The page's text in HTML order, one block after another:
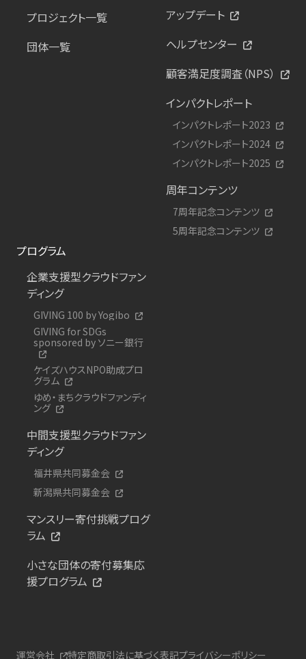
プロジェクト一覧
団体一覧
アップデート
ヘルプセンター
顧客満足度調査（NPS）
インパクトレポート
インパクトレポート2023
インパクトレポート2024
インパクトレポート2025
周年コンテンツ
7周年記念コンテンツ
5周年記念コンテンツ
プログラム
企業支援型クラウドファン
ディング
GIVING 100 by Yogibo
GIVING for SDGs
sponsored by ソニー銀行
ケイズハウスNPO助成プロ
グラム
ゆめ・まちクラウドファンディ
ング
中間支援型クラウドファン
ディング
福井県共同募金会
新潟県共同募金会
マンスリー寄付挑戦プログ
ラム
小さな団体の寄付募集応
援プログラム
運営会社 特定商取引法に基づく表記プライバシーポリシー